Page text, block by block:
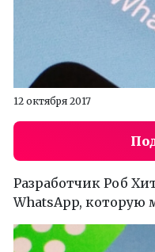
12 октября 2017
Разработчик Роб
WhatsApp, которую